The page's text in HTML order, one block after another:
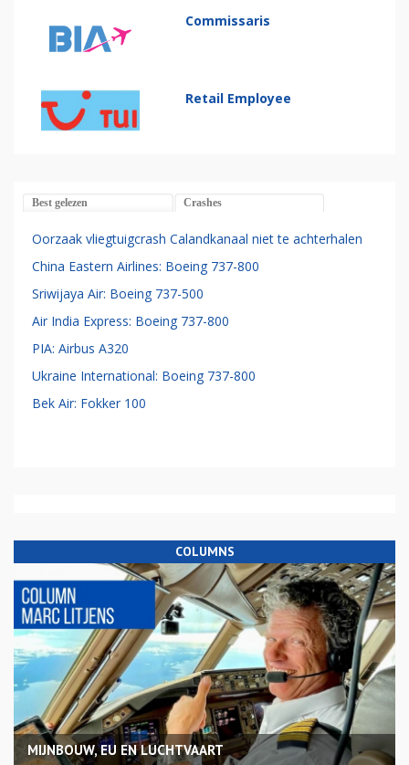
Commissaris
Retail Employee
Best gelezen Crashes
Oorzaak vliegtuigcrash Calandkanaal niet te achterhalen
China Eastern Airlines: Boeing 737-800
Sriwijaya Air: Boeing 737-500
Air India Express: Boeing 737-800
PIA: Airbus A320
Ukraine International: Boeing 737-800
Bek Air: Fokker 100
COLUMNS
MIJNBOUW, EU EN LUCHTVAART